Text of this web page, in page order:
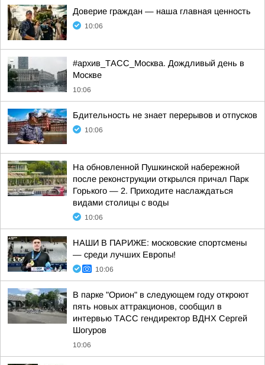
Доверие граждан — наша главная ценность
10:06
#архив_ТАСС_Москва. Дождливый день в
Москве
10:06
Бдительность не знает перерывов и отпусков
10:06
На обновленной Пушкинской набережной
после реконструкции открылся причал Парк
Горького — 2. Приходите наслаждаться
видами столицы с воды
10:06
НАШИ В ПАРИЖЕ: московские спортсмены
— среди лучших Европы!
10:06
В парке "Орион" в следующем году откроют
пять новых аттракционов, сообщил в
интервью ТАСС гендиректор ВДНХ Сергей
Шогуров
10:06